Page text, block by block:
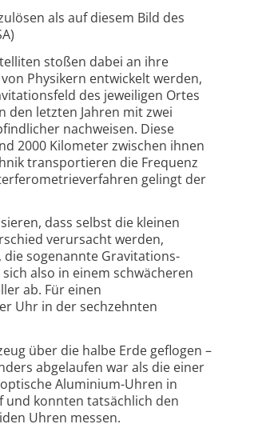
als auf diesem Bild des
stoßen dabei an ihre
Physikern entwickelt werden,
des jeweiligen Ortes
den letzten Jahren mit zwei
nachweisen. Diese
2000 Kilometer zwischen ihnen
transportieren die Frequenz
gelingt der
dass selbst die kleinen
verursacht werden,
sogenannte Gravitations-
also in einem schwächeren
ab. Für einen
Uhr in der sechzehnten
über die halbe Erde geflogen –
abgelaufen war als die einer
Aluminium-Uhren in
konnten tatsächlich den
Uhren messen.